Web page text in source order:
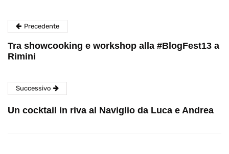
Precedente
Tra showcooking e workshop alla #BlogFest13 a
Rimini
Successivo
Un cocktail in riva al Naviglio da Luca e Andrea